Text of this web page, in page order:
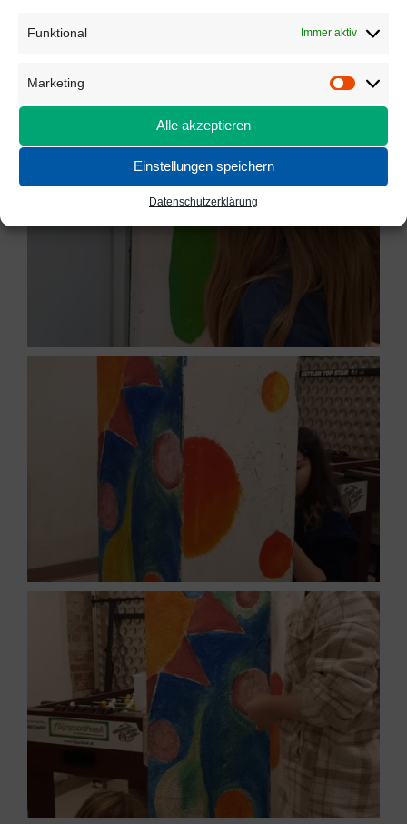
Funktional Immer aktiv
Marketing
Alle akzeptieren
Einstellungen speichern
Datenschutzerklärung